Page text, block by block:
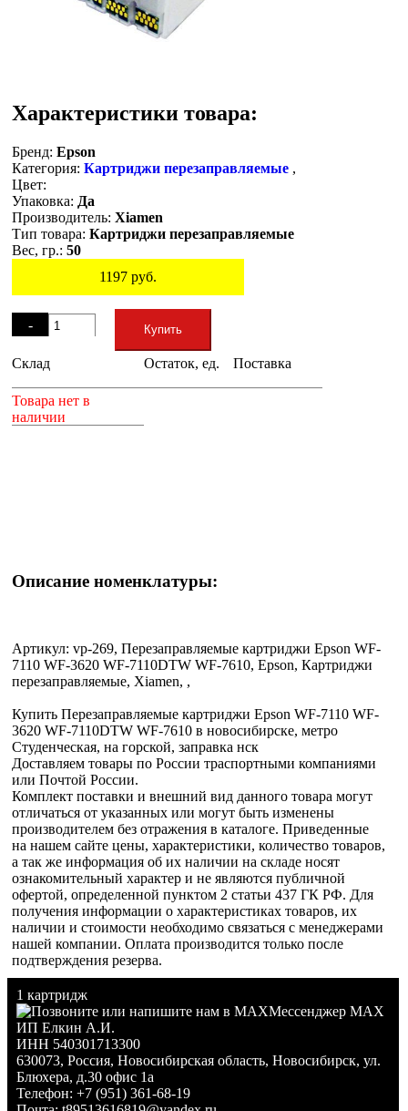
Характеристики товара:
Бренд: Epson
Категория: Картриджи перезаправляемые ,
Цвет:
Упаковка: Да
Производитель: Xiamen
Тип товара: Картриджи перезаправляемые
Вес, гр.: 50
1197 руб.
-
+
Купить
Склад Остаток, ед. Поставка
Товара нет в
наличии
Описание номенклатуры:
Артикул: vp-269, Перезаправляемые картриджи Epson WF-
7110 WF-3620 WF-7110DTW WF-7610, Epson, Картриджи
перезаправляемые, Xiamen, ,
Купить Перезаправляемые картриджи Epson WF-7110 WF-
3620 WF-7110DTW WF-7610 в новосибирске, метро
Студенческая, на горской, заправка нск
Доставляем товары по России траспортными компаниями
или Почтой России.
Комплект поставки и внешний вид данного товара могут
отличаться от указанных или могут быть изменены
производителем без отражения в каталоге. Приведенные
на нашем сайте цены, характеристики, количество товаров,
а так же информация об их наличии на складе носят
ознакомительный характер и не являются публичной
офертой, определенной пунктом 2 статьи 437 ГК РФ. Для
получения информации о характеристиках товаров, их
наличии и стоимости необходимо связаться с менеджерами
нашей компании. Оплата производится только после
подтверждения резерва.
1 картридж
Мессенджер MAX
ИП Елкин А.И.
ИНН 540301713300
630073, Россия, Новосибирская область, Новосибирск, ул.
Блюхера, д.30 офис 1а
Телефон: +7 (951) 361-68-19